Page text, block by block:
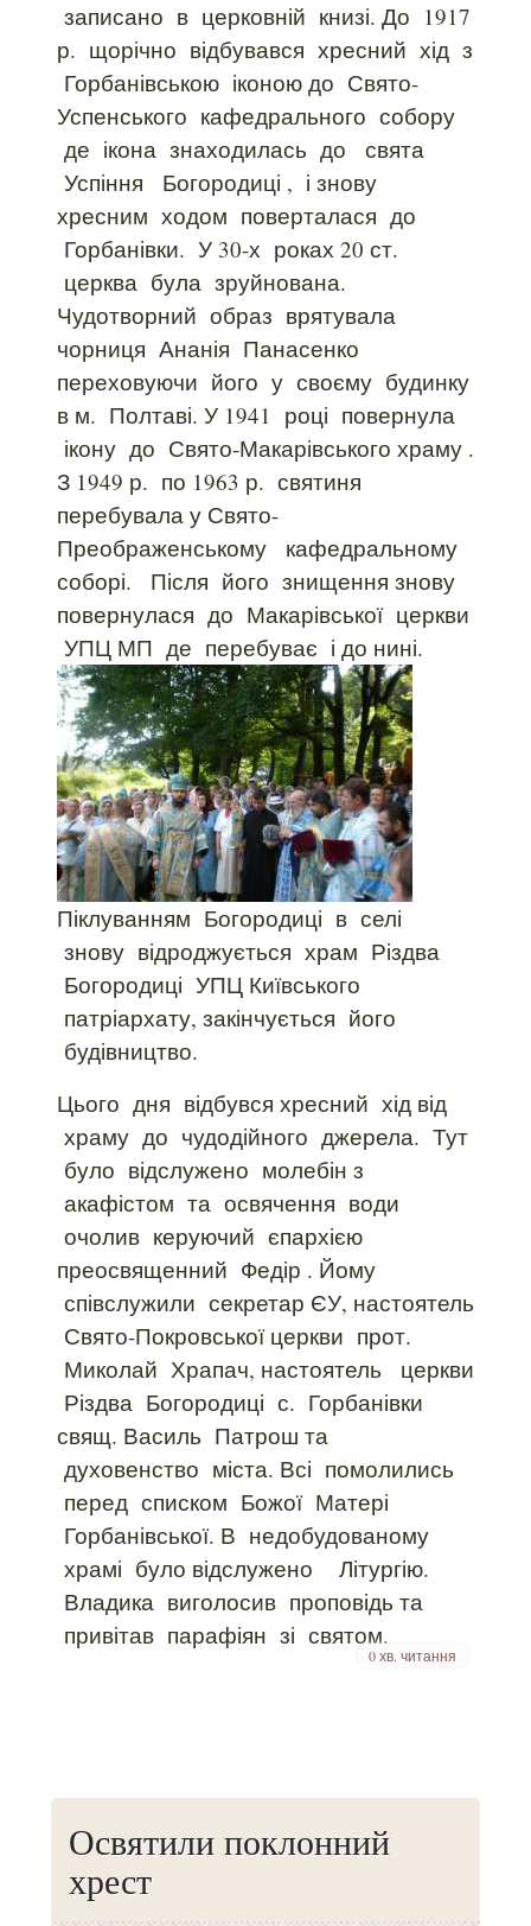
записано в церковній книзі. До 1917
р. щорічно відбувався хресний хід з
Горбанівською іконою до Свято-
Успенського кафедрального собору
де ікона знаходилась до свята
Успіння Богородиці , і знову
хресним ходом поверталася до
Горбанівки. У 30-х роках 20 ст.
церква була зруйнована.
Чудотворний образ врятувала
чорниця Ананія Панасенко
переховуючи його у своєму будинку
в м. Полтаві. У 1941 році повернула
ікону до Свято-Макарівського храму .
З 1949 р. по 1963 р. святиня
перебувала у Свято-
Преображенському кафедральному
соборі. Після його знищення знову
повернулася до Макарівської церкви
УПЦ МП де перебуває і до нині.
Піклуванням Богородиці в селі
знову відроджується храм Різдва
Богородиці УПЦ Київського
патріархату, закінчується його
будівництво.
Цього дня відбувся хресний хід від
храму до чудодійного джерела. Тут
було відслужено молебін з
акафістом та освячення води
очолив керуючий єпархією
преосвященний Федір . Йому
співслужили секретар ЄУ, настоятель
Свято-Покровської церкви прот.
Миколай Храпач, настоятель церкви
Різдва Богородиці с. Горбанівки
свящ. Василь Патрош та
духовенство міста. Всі помолились
перед списком Божої Матері
Горбанівської. В недобудованому
храмі було відслужено Літургію.
Владика виголосив проповідь та
привітав парафіян зі святом.
0 хв. читання
Освятили поклонний
хрест